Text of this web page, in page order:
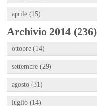
aprile (15)
Archivio 2014 (236)
ottobre (14)
settembre (29)
agosto (31)
luglio (14)